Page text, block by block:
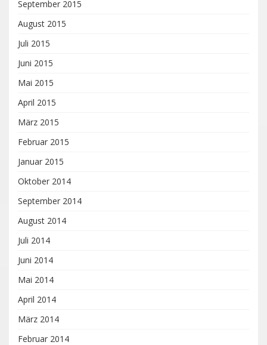
September 2015
August 2015
Juli 2015
Juni 2015
Mai 2015
April 2015
März 2015
Februar 2015
Januar 2015
Oktober 2014
September 2014
August 2014
Juli 2014
Juni 2014
Mai 2014
April 2014
März 2014
Februar 2014